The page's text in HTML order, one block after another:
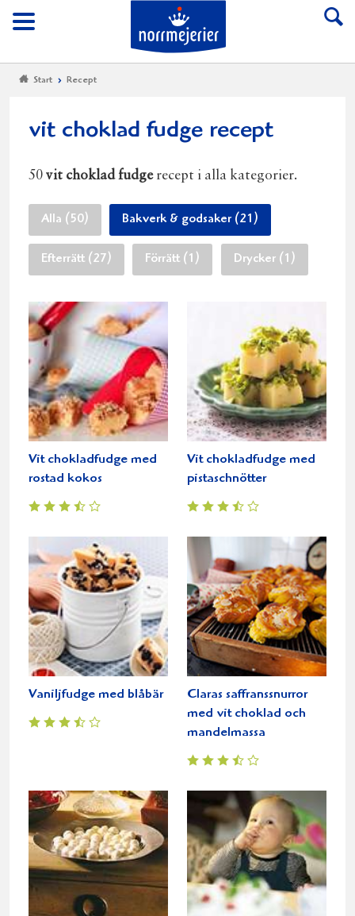
Meny
Till Norrmejerier
Start Recept
vit choklad fudge recept
50 vit choklad fudgerecept i alla kategorier.
Alla (50) Bakverk & godsaker (21)
Efterrätt (27) Förrätt (1) Drycker (1)
Vit chokladfudge med
rostad kokos
Vit chokladfudge med
pistaschnötter
Vaniljfudge med blåbär
Claras saffranssnurror
med vit choklad och
mandelmassa